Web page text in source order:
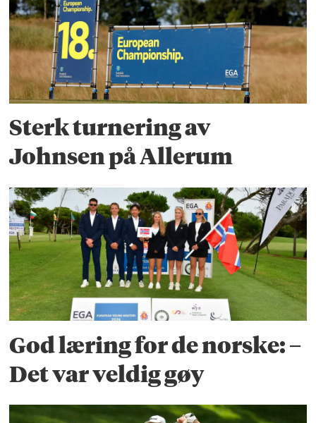
Sterk turnering av
Johnsen på Allerum
God læring for de norske: –
Det var veldig gøy